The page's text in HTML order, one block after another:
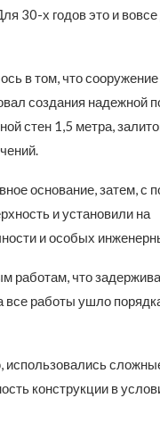
30-х годов это и
в том, что сооружение
создания надежной
стен 1,5 метра,
основание, затем, с
и установили на
и особых
работам, что
все работы ушло
использовались
конструкции в